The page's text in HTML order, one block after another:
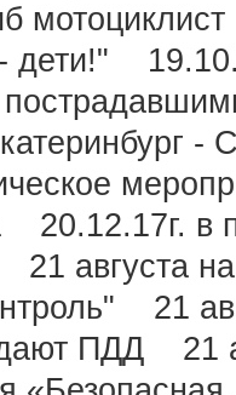
мотоциклист
дети!"
-
20.12.17г. в
21 августа
21
ПДД
21